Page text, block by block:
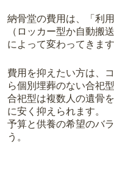
納骨堂の費用は、「利
（ロッカー型か自動搬
によって変わってきます
費用を抑えたい方は、
ら個別埋葬のない合祀
合祀型は複数人の遺骨
に安く抑えられます。
予算と供養の希望のバ
う。